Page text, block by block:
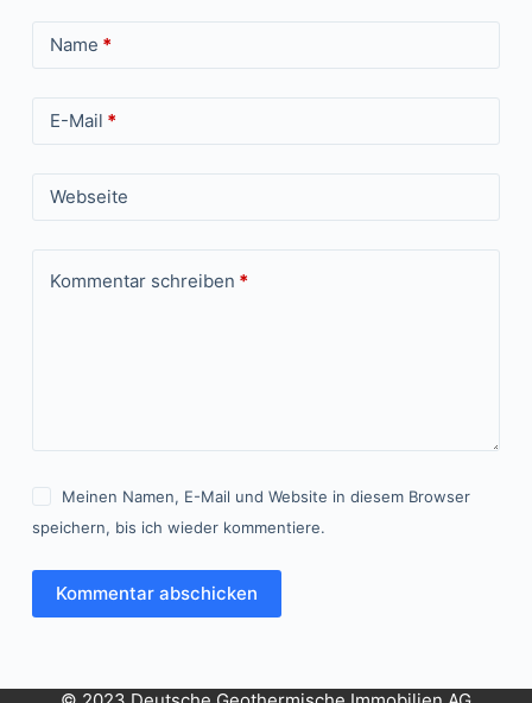
Name *
E-Mail *
Webseite
Kommentar schreiben *
Meinen Namen, E-Mail und Website in diesem Browser
speichern, bis ich wieder kommentiere.
Kommentar abschicken